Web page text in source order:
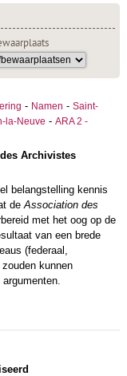
- Namen - Saint-
la-Neuve - ARA 2 -
Archivistes
belangstelling kennis
deAssociation des
met het oog op de
van een brede
(federaal,
kunnen
argumenten.